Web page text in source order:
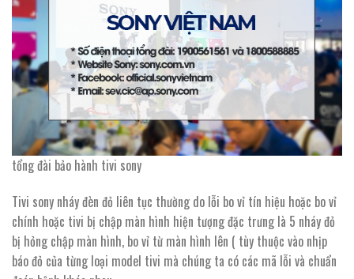
tổng đài bảo hành tivi sony
Tivi sony nháy đèn đỏ liên tục thường do lỗi bo vỉ tín hiệu hoặc bo vỉ
chính hoặc tivi bị chập màn hình hiện tượng đặc trưng là 5 nháy đỏ
bị hỏng chập màn hình, bo vỉ từ màn hình lên ( tùy thuộc vào nhịp
báo đỏ của từng loại model tivi mà chúng ta có các mã lỗi và chuẩn